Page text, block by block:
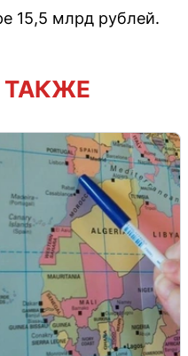
15,5 млрд рублей.
ТАКЖЕ